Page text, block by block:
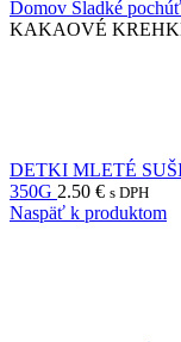
Domov Sladké
KAKAOVÉ
DETKI MLETÉ
350G 2.50 € s DPH
Naspäť k produktom